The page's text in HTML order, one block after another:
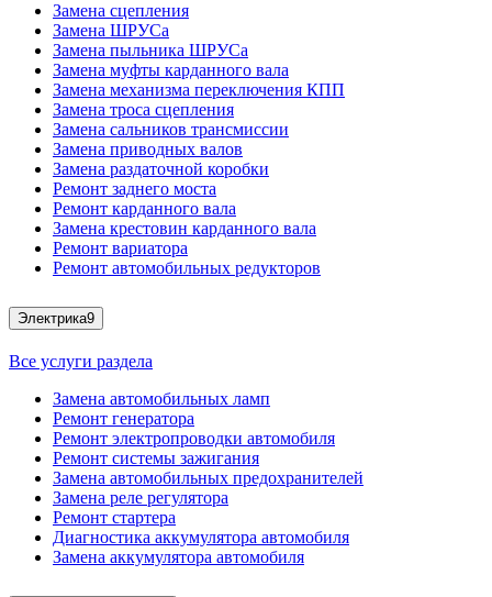
Замена сцепления
Замена ШРУСа
Замена пыльника ШРУСа
Замена муфты карданного вала
Замена механизма переключения КПП
Замена троса сцепления
Замена сальников трансмиссии
Замена приводных валов
Замена раздаточной коробки
Ремонт заднего моста
Ремонт карданного вала
Замена крестовин карданного вала
Ремонт вариатора
Ремонт автомобильных редукторов
Электрика9
Все услуги раздела
Замена автомобильных ламп
Ремонт генератора
Ремонт электропроводки автомобиля
Ремонт системы зажигания
Замена автомобильных предохранителей
Замена реле регулятора
Ремонт стартера
Диагностика аккумулятора автомобиля
Замена аккумулятора автомобиля